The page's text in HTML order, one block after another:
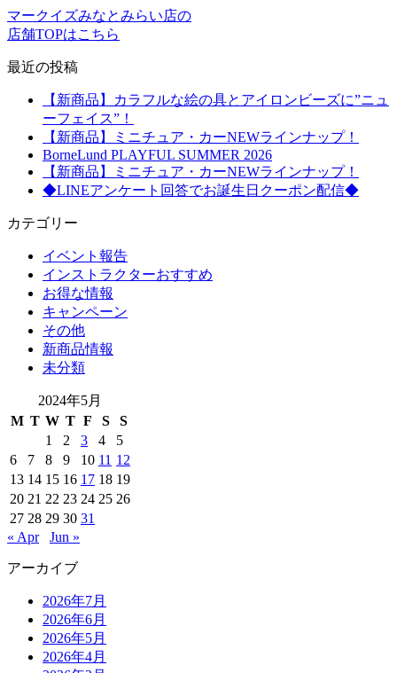
マークイズみなとみらい店の
店舗TOPはこちら
最近の投稿
【新商品】カラフルな絵の具とアイロンビーズに”ニュ
ーフェイス”！
【新商品】ミニチュア・カーNEWラインナップ！
BorneLund PLAYFUL SUMMER 2026
【新商品】ミニチュア・カーNEWラインナップ！
◆LINEアンケート回答でお誕生日クーポン配信◆
カテゴリー
イベント報告
インストラクターおすすめ
お得な情報
キャンペーン
その他
新商品情報
未分類
2024年5月
M T W T F S
S
1
2 3 4
5
6
7 8 9 10 11 12
13 14 15 16 17 18 19
20 21 22 23 24 25 26
27 28 29 30 31
« Apr
Jun »
アーカイブ
2026年7月
2026年6月
2026年5月
2026年4月